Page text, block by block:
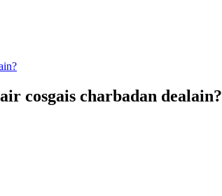
cosgais charbadan dealain?